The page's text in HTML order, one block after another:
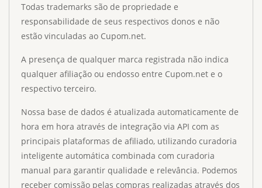
Todas trademarks são de propriedade e
responsabilidade de seus respectivos donos e não
estão vinculadas ao Cupom.net.
A presença de qualquer marca registrada não indica
qualquer afiliação ou endosso entre Cupom.net e o
respectivo terceiro.
Nossa base de dados é atualizada automaticamente de
hora em hora através de integração via API com as
principais plataformas de afiliado, utilizando curadoria
inteligente automática combinada com curadoria
manual para garantir qualidade e relevância. Podemos
receber comissão pelas compras realizadas através dos